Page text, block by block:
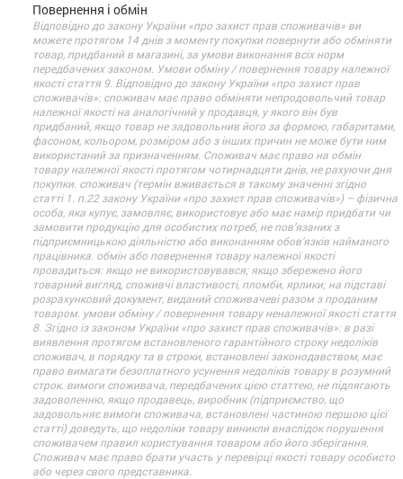
Повернення і обмін
Відповідно до закону України «про захист прав споживачів» ви
можете протягом 14 днів з моменту покупки повернути або обміняти
товар, придбаний в магазині, за умови виконання всіх норм
передбачених законом. Умови обміну / повернення товару належної
якості стаття 9. Відповідно до закону України «про захист прав
споживачів»: споживач має право обміняти непродовольчий товар
належної якості на аналогічний у продавця, у якого він був
придбаний, якщо товар не задовольнив його за формою, габаритами,
фасоном, кольором, розміром або з інших причин не може бути ним
використаний за призначенням. Споживач має право на обмін
товару належної якості протягом чотирнадцяти днів, не рахуючи дня
покупки. споживач (термін вживається в такому значенні згідно
статті 1. п.22 закону України «про захист прав споживачів») – фізична
особа, яка купує, замовляє, використовує або має намір придбати чи
замовити продукцію для особистих потреб, не пов’язаних з
підприємницькою діяльністю або виконанням обов’язків найманого
працівника. обмін або повернення товару належної якості
провадиться: якщо не використовувався; якщо збережено його
товарний вигляд, споживчі властивості, пломби, ярлики; на підставі
розрахунковий документ, виданий споживачеві разом з проданим
товаром. умови обміну / повернення товару неналежної якості стаття
8. Згідно із законом України «про захист прав споживачів»: в разі
виявлення протягом встановленого гарантійного строку недоліків
споживач, в порядку та в строки, встановлені законодавством, має
право вимагати безоплатного усунення недоліків товару в розумний
строк. вимоги споживача, передбачених цією статтею, не підлягають
задоволенню, якщо продавець, виробник (підприємство, що
задовольняє вимоги споживача, встановлені частиною першою цієї
статті) доведуть, що недоліки товару виникли внаслідок порушення
споживачем правил користування товаром або його зберігання.
Споживач має право брати участь у перевірці якості товару особисто
або через свого представника.